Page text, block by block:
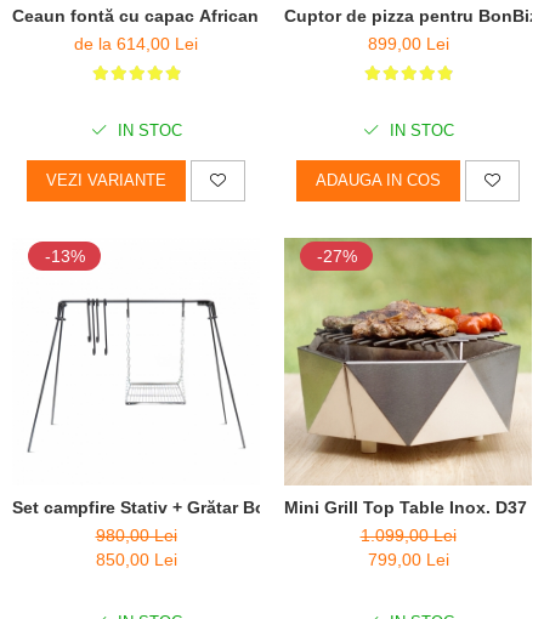
Ceaun fontă cu capac African Pot
de la 614,00 Lei
IN STOC
VEZI VARIANTE
Cuptor de pizza pentru
899,00 Lei
IN STOC
ADAUGA IN COS
-13%
Set campfire Stativ + Grătar BonBridge
980,00 Lei
850,00 Lei
-27%
Mini Grill Top Table Inox. D37
1.099,00 Lei
799,00 Lei